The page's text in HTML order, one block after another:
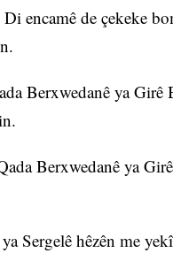
encamê de çekeke
Berxwedanê ya
Berxwedanê ya
Sergelê hêzên me